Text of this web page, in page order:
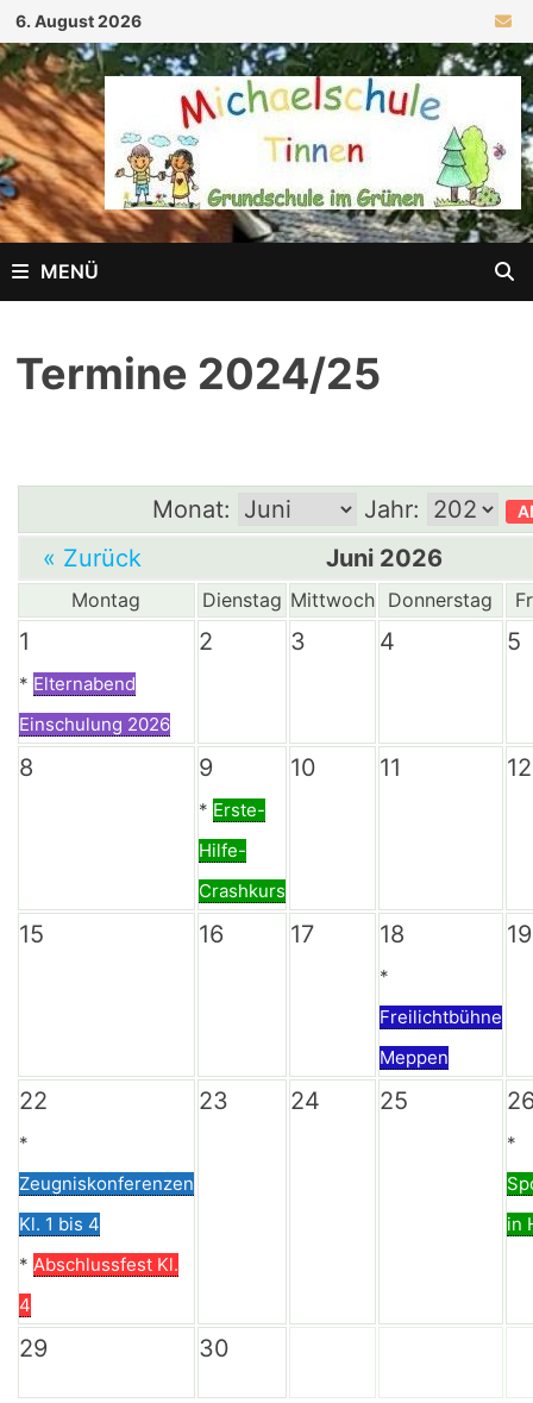
Zum
Inhalt
springen
6. August 2026
MENÜ
Termine 2024/25
Monat:
Jahr:
« Zurück
Juni 2026
Montag Dienstag Mittwoch Donnerstag
1
* Elternabend
Einschulung 2026
2 3 4 5
8 9
* Erste-
Hilfe-
Crashkurs
10 11 12
15 16 17 18
*
Freilichtbühne
Meppen
19
22
*
Zeugniskonferenzen
Kl. 1 bis 4
* Abschlussfest Kl.
4
23 24 25
*
in
29 30